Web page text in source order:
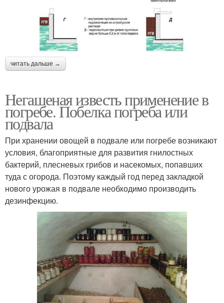
читать дальше →
Негашеная известь применение в
погребе. Побелка погреба или
подвала
При хранении овощей в подвале или погребе возникают
условия, благоприятные для развития гнилостных
бактерий, плесневых грибов и насекомых, попавших
туда с огорода. Поэтому каждый год перед закладкой
нового урожая в подвале необходимо производить
дезинфекцию.